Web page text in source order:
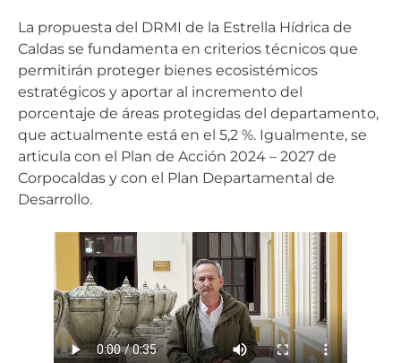
La propuesta del DRMI de la Estrella Hídrica de
Caldas se fundamenta en criterios técnicos que
permitirán proteger bienes ecosistémicos
estratégicos y aportar al incremento del
porcentaje de áreas protegidas del departamento,
que actualmente está en el 5,2 %. Igualmente, se
articula con el Plan de Acción 2024 – 2027 de
Corpocaldas y con el Plan Departamental de
Desarrollo.